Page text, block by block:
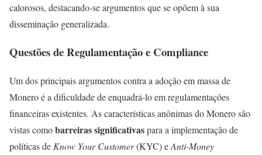
calorosos, destacando-se argumentos que se opõem à sua
disseminação generalizada.
Questões de Regulamentação e Compliance
Um dos principais argumentos contra a adoção em massa de
Monero é a dificuldade de enquadrá-lo em regulamentações
financeiras existentes. As características anônimas do Monero são
vistas comobarreiras significativaspara a implementação de
políticas de Know Your Customer(KYC) eAnti-Money